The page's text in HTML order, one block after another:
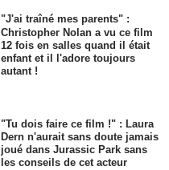
"J'ai traîné mes parents" :
Christopher Nolan a vu ce film
12 fois en salles quand il était
enfant et il l'adore toujours
autant !
"Tu dois faire ce film !" : Laura
Dern n'aurait sans doute jamais
joué dans Jurassic Park sans
les conseils de cet acteur